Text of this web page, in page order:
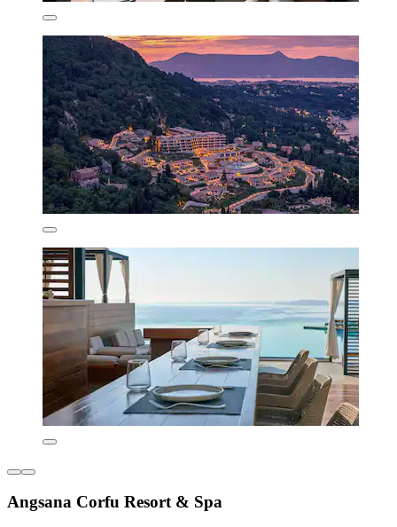
Angsana Corfu Resort & Spa